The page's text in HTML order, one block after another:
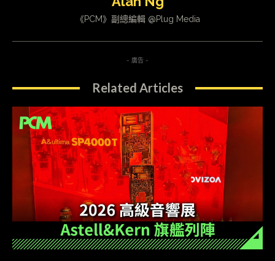
《PCM》副總編輯 @Plug Media
- 廣告 -
Related Articles